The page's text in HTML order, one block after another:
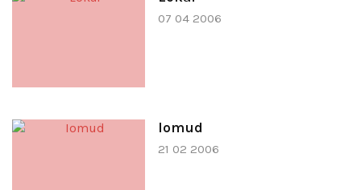
07 04 2006
Iomud
21 02 2006